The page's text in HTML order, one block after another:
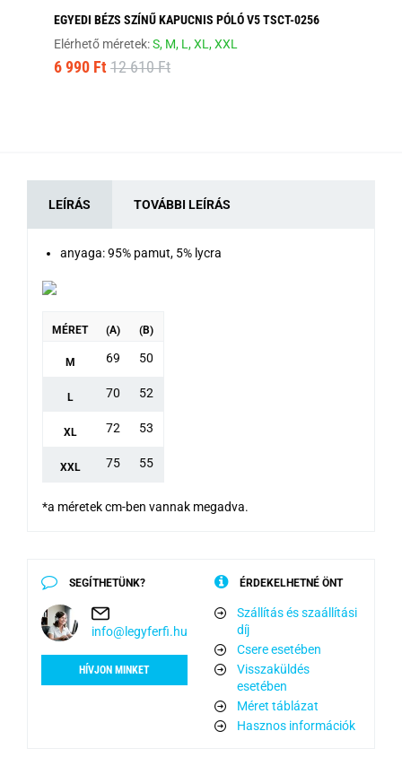
EGYEDI BÉZS SZÍNŰ KAPUCNIS PÓLÓ V5 TSCT-0256
Elérhető méretek:S, M, L,XL,XXL
6 990 Ft 12 610 Ft
LEÍRÁS TOVÁBBI LEÍRÁS
anyaga: 95% pamut, 5% lycra
MÉRET (A) (B)
M 69 50
L 70 52
XL 72 53
XXL 75 55
*a méretek cm-ben vannak megadva.
SEGÍTHETÜNK?
info@legyferfi.hu
HÍVJON MINKET
ÉRDEKELHETNÉ ÖNT
Szállítás és szaállítási
díj
Csere esetében
Visszaküldés
esetében
Méret táblázat
Hasznos információk